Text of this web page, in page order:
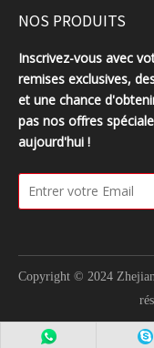
NOS PRODUITS
Inscrivez-vous avec
remises exclusives,
et une chance
pas nos offres
aujourd'hui !
Copyright © 2024